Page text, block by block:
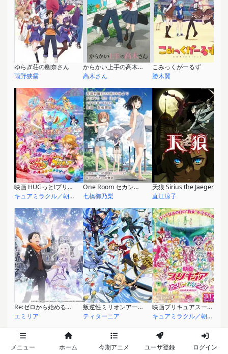
ゆらぎ荘の幽奈さん
雨野狭霧
からかい上手の高木さん
高木さん
こみっくがーるず
勝木翼
映画 HUGっと!プリキュア・ふたりはプリキュア オールスターズメモリーズ
キュアミラクル／朝日奈みらい
One Room セカンドシーズン
七橋御乃梨
天狼 Sirius the Jaeger
直江涼子
Re:ゼロから始める異世界生活 Memory Snow
エミリア
叛逆性ミリオンアーサー
ティターニア
映画プリキュアスーパースターズ！
キュアミラクル／朝日奈みらい
メニュー ホーム 今期アニメ ユーザ登録 ログイン